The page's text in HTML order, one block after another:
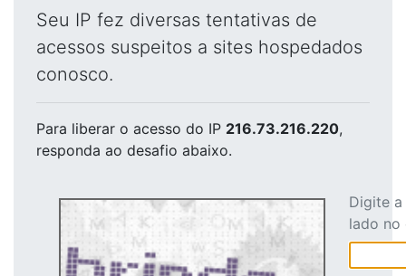
Seu IP fez diversas tentativas de
acessos suspeitos a sites hospedados
conosco.
Para liberar o acesso do IP 216.73.216.220,
responda ao desafio abaixo.
Digite
lado no